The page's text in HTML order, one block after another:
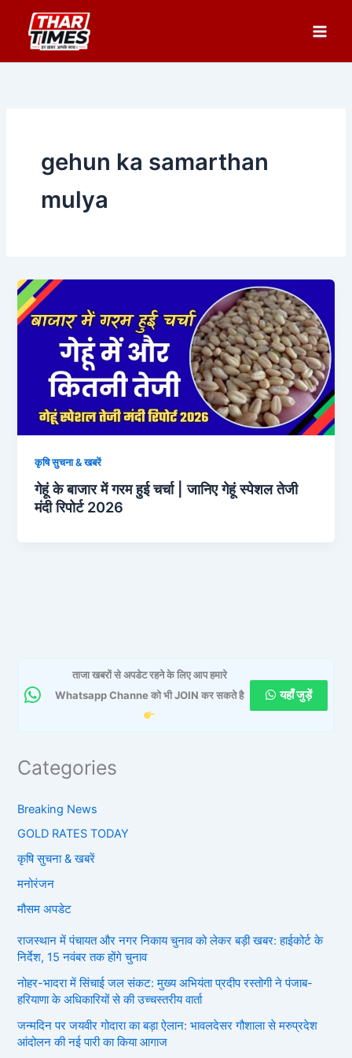
content
gehun ka samarthan
mulya
कृषि सुचना & खबरें
गेहूं के बाजार में गरम हुई चर्चा | जानिए गेहूं स्पेशल तेजी
मंदी रिपोर्ट 2026
ताजा खबरों से अपडेट रहने के लिए आप हमारे
Whatsapp Channe को भी JOIN कर सकते है
यहाँ जुड़ें
Categories
Breaking News
GOLD RATES TODAY
कृषि सुचना & खबरें
मनोरंजन
मौसम अपडेट
राजस्थान में पंचायत और नगर निकाय चुनाव को लेकर बड़ी खबर: हाईकोर्ट के
निर्देश, 15 नवंबर तक होंगे चुनाव
नोहर-भादरा में सिंचाई जल संकट: मुख्य अभियंता प्रदीप रस्तोगी ने पंजाब-
हरियाणा के अधिकारियों से की उच्चस्तरीय वार्ता
जन्मदिन पर जयवीर गोदारा का बड़ा ऐलान: भावलदेसर गौशाला से मरुप्रदेश
आंदोलन की नई पारी का किया आगाज